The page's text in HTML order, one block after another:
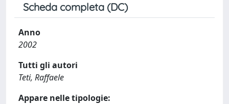
Scheda completa (DC)
Anno
2002
Tutti gli autori
Teti, Raffaele
Appare nelle tipologie: